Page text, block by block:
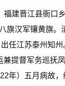
福建晋江县衙口
旗汉军镶黄旗。
任江苏泰州知州
兼提督军务巡抚
年）五月病故